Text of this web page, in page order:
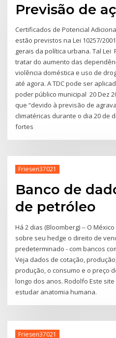
Previsão de
Certificados de Potencial
estão previstos na Lei 10257/
gerais da política urbana. Tal Lei
tratar do aumento das
violência doméstica e uso de
até agora. A TDC pode ser
poder público municipal 20 Dez
que “devido à previsão de
climatéricas durante o dia 20 de
fortes
Friesen37021
Banco de
de petróleo
Há 2 dias (Bloomberg) -- O
sobre seu hedge o direito de
predeterminado - com bancos
Veja dados de cotação,
produção, o consumo e o preço
longo dos anos. Rodolfo Este
estudar anatomia humana.
Friesen37021